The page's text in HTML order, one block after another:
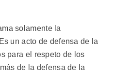
solamente la
un acto de defensa de la
para el respeto de los
de la defensa de la